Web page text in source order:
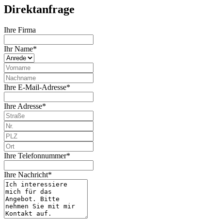
Direktanfrage
Ihre Firma
Ihr Name*
Ihre E-Mail-Adresse*
Ihre Adresse*
Ihre Telefonnummer*
Ihre Nachricht*